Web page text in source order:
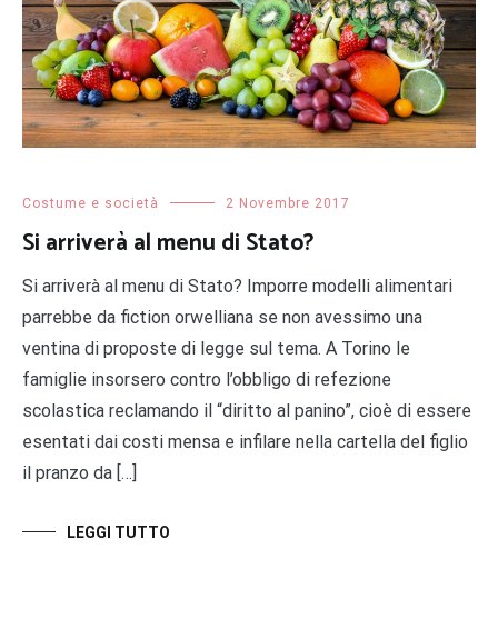
Costume e società 2 Novembre 2017
Si arriverà al menu di Stato?
Si arriverà al menu di Stato? Imporre modelli alimentari
parrebbe da fiction orwelliana se non avessimo una
ventina di proposte di legge sul tema. A Torino le
famiglie insorsero contro l’obbligo di refezione
scolastica reclamando il “diritto al panino”, cioè di essere
esentati dai costi mensa e infilare nella cartella del figlio
il pranzo da […]
LEGGI TUTTO